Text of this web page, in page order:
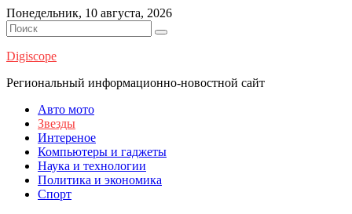
Перейти
к
содержимому
Понедельник, 10 августа, 2026
Digiscope
Региональный информационно-новостной сайт
Авто мото
Звезды
Интереное
Компьютеры и гаджеты
Наука и технологии
Политика и экономика
Спорт